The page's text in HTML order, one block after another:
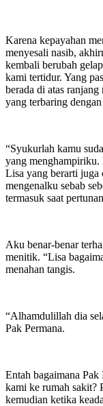
Karena kepayahan
menyesali nasib,
kembali berubah
kami tertidur. Yang
berada di atas
yang terbaring
“Syukurlah kamu
yang menghampiriku.
Lisa yang berarti juga
mengenalku sebab
termasuk saat
Aku benar-benar
menitik. “Lisa
menahan tangis.
“Alhamdulillah dia
Pak Permana.
Entah bagaimana Pak
kami ke rumah sakit?
kemudian ketika